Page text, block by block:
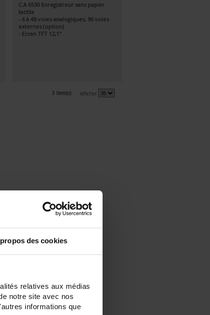
des cookies
relatives aux médias
notre site avec nos
informations que
C.A 6530 Enregistreur sans papier
tactile
- 6 à 48 voies analogiques, 96 voies
externes (option)
- Ecran TFT 12,1"
3 item(s) Afficher